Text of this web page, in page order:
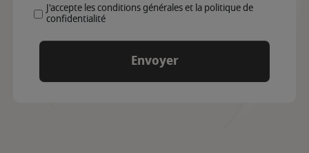
J'accepte les conditions générales et la politique de
confidentialité